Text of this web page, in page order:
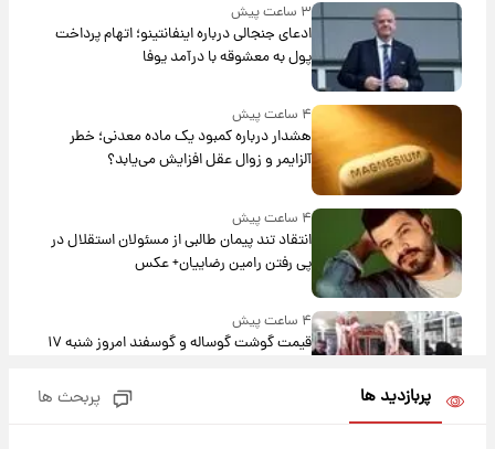
۳ ساعت پیش
ادعای جنجالی درباره اینفانتینو؛ اتهام پرداخت
پول به معشوقه با درآمد یوفا
۴ ساعت پیش
هشدار درباره کمبود یک ماده معدنی؛ خطر
آلزایمر و زوال عقل افزایش می‌یابد؟
۴ ساعت پیش
انتقاد تند پیمان طالبی از مسئولان استقلال در
پی رفتن رامین رضاییان+ عکس
۴ ساعت پیش
قیمت گوشت گوساله و گوسفند امروز شنبه ۱۷
پربازدید ها پربحث ها